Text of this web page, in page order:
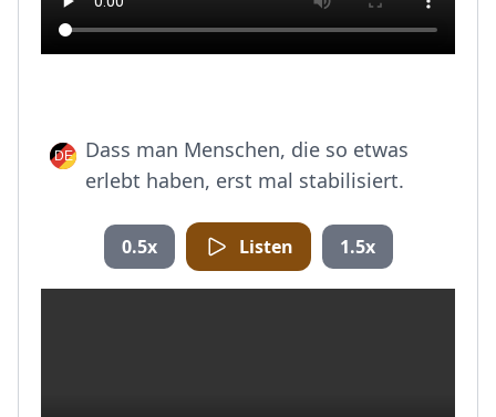
Dass man Menschen, die so etwas
erlebt haben, erst mal stabilisiert.
0.5x Listen 1.5x